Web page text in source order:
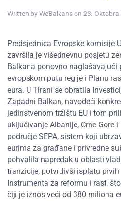
Written byWeBalkanson 23. Oktobra
Predsjednica Evropske komisije
završila je višednevnu posjetu
Balkana ponovno naglašavajući
evropskom putu regije i Planu
eura. U Tirani se obratila
Zapadni Balkan, navodeći
jedinstvenom tržištu EU i tom
uključivanje Albanije, Crne Gore
područje SEPA, sistem koji
eurima za građane i privredne
pohvalila napredak u oblasti
tranzicije, potvrdivši isplatu
Instrumenta za reformu i rast,
čiji je iznos veći od 380 miliona